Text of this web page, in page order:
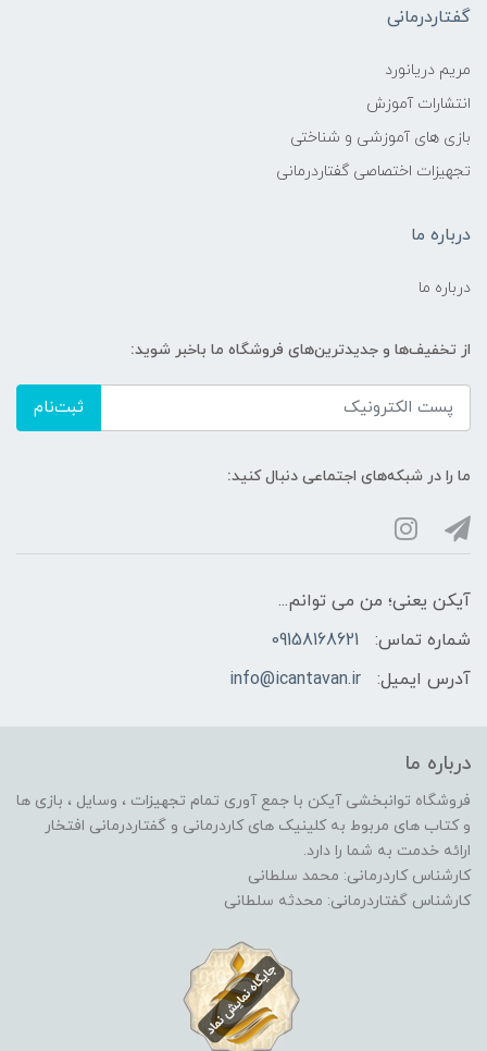
گفتاردرمانی
مریم دریانورد
انتشارات آموزش
بازی های آموزشی و شناختی
تجهیزات اختصاصی گفتاردرمانی
درباره ما
درباره ما
از تخفیف‌ها و جدیدترین‌های فروشگاه ما باخبر شوید:
ثبت‌نام
ما را در شبکه‌های اجتماعی دنبال کنید:
آیکن یعنی؛ من می توانم...
شماره تماس:
09158168621
آدرس ایمیل:
info@icantavan.ir
درباره ما
فروشگاه توانبخشی آیکن با جمع آوری تمام تجهیزات ، وسایل ، بازی ها
و کتاب های مربوط به کلینیک های کاردرمانی و گفتاردرمانی افتخار
ارائه خدمت به شما را دارد.
کارشناس کاردرمانی: محمد سلطانی
کارشناس گفتاردرمانی: محدثه سلطانی